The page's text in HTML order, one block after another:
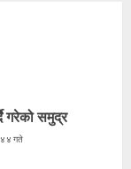
गरेको समुद्र
गते
:
गरेको समुद्र
गते